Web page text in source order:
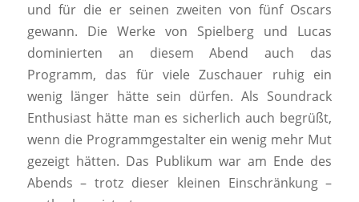
und für die er seinen zweiten von fünf Oscars
gewann. Die Werke von Spielberg und Lucas
dominierten an diesem Abend auch das
Programm, das für viele Zuschauer ruhig ein
wenig länger hätte sein dürfen. Als Soundrack
Enthusiast hätte man es sicherlich auch begrüßt,
wenn die Programmgestalter ein wenig mehr Mut
gezeigt hätten. Das Publikum war am Ende des
Abends – trotz dieser kleinen Einschränkung –